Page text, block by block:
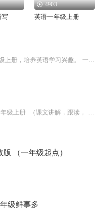
写
4903
英语一年级上册
（一年级起点）
级鲜事多